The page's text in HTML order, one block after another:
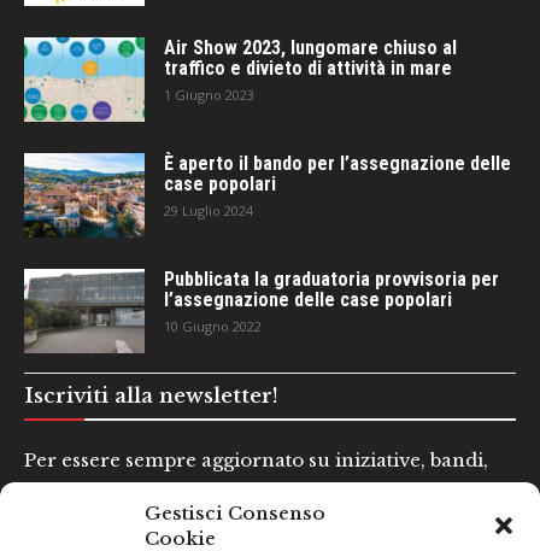
Gestisci Consenso
Cookie
Air Show 2023, lungomare chiuso al
traffico e divieto di attività in mare
1 Giugno 2023
È aperto il bando per l’assegnazione delle
case popolari
29 Luglio 2024
Pubblicata la graduatoria provvisoria per
l’assegnazione delle case popolari
10 Giugno 2022
Iscriviti alla newsletter!
Per essere sempre aggiornato su iniziative, bandi,